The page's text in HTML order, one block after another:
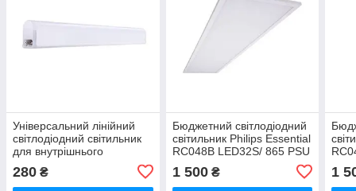
Універсальний лінійний
світлодіодний світильник
для внутрішнього
освітлення Philips BN068C
LED12/NW L1200 SW
280 ₴
Бюджетний світлодіодний
світильник Philips Essential
RC048B LED32S/ 865 PSU
1 500₴ 1